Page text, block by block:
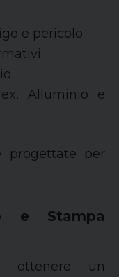
e pericolo
Alluminio e
progettate per
e Stampa
ottenere un